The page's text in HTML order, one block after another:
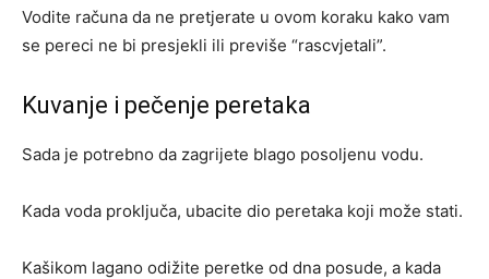
Vodite računa da ne pretjerate u ovom koraku kako vam
se pereci ne bi presjekli ili previše “rascvjetali”.
Kuvanje i pečenje peretaka
Sada je potrebno da zagrijete blago posoljenu vodu.
Kada voda proključa, ubacite dio peretaka koji može stati.
Kašikom lagano odižite peretke od dna posude, a kada